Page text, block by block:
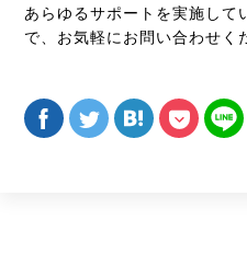
あらゆるサポートを実施して
で、お気軽にお問い合わせく